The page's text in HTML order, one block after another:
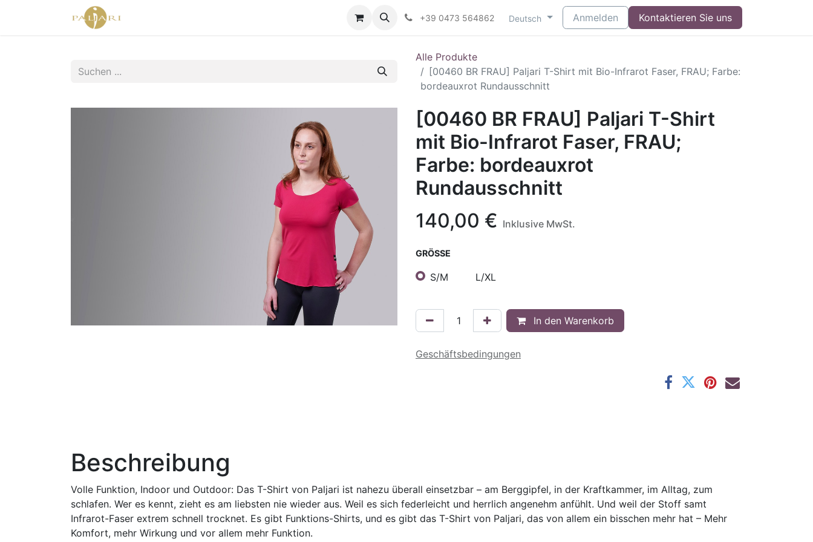
Kontaktieren Sie uns +39 0473 564862 Deutsch Anmelden Kontaktieren Sie uns
Alle Produkte
[00460 BR FRAU] Paljari T-Shirt mit Bio-Infrarot Faser, FRAU; Farbe:
bordeauxrot Rundausschnitt
[00460 BR FRAU] Paljari T-Shirt
mit Bio-Infrarot Faser, FRAU;
Farbe: bordeauxrot
Rundausschnitt
140,00 € Inklusive MwSt.
GRÖSSE
S/M L/XL
In den Warenkorb
Geschäftsbedingungen
Beschreibung
Volle Funktion, Indoor und Outdoor: Das T-Shirt von Paljari ist nahezu überall einsetzbar – am Berggipfel, in der Kraftkammer, im Alltag, zum
schlafen. Wer es kennt, zieht es am liebsten nie wieder aus. Weil es sich federleicht und herrlich angenehm anfühlt. Und weil der Stoff samt
Infrarot-Faser extrem schnell trocknet. Es gibt Funktions-Shirts, und es gibt das T-Shirt von Paljari, das von allem ein bisschen mehr hat – Mehr
Komfort, mehr Wirkung und vor allem mehr Funktion.